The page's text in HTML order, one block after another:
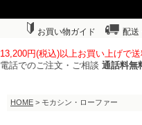
お買い物ガイド 配送
13,200円(税込)以上お買い上げで
電話でのご注文・ご相談 通話料無
HOME > モカシン・ローファー